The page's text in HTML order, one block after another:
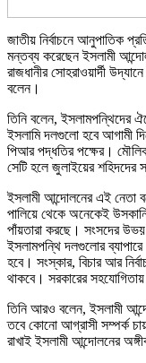
জাতীয় নির্বাচনে আনুপাতিক
মন্তব্য করেছেন ইসলামী
রাজধানীর সোহরাওয়ার্দী
বলেন।
তিনি বলেন, ইসলামপন্থিদের
ইসলামি দলগুলো হবে আগামী
পিআর পদ্ধতির পক্ষের।
সেটি হলে জুলাইয়ের শহিদদের
ইসলামী আন্দোলনের এই নেতা
পালিয়ে থেকে অনেকেই
পাঁয়তারা করছে। সংসদের উভয়
ইসলামপন্থি দলগুলোর
হবে। সংস্কার, বিচার আর
থাকবে। সরকারের
তিনি আরও বলেন, ইসলামী
তবে কোনো আগ্রাসী সম্পর্ক
রাখাই ইসলামী আন্দোলনের